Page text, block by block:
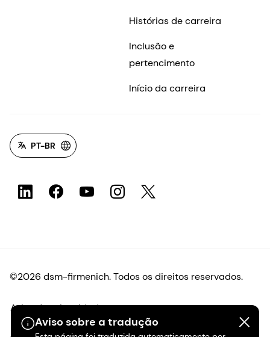
Aviso sobre a tradução
Histórias de carreira
Inclusão e
pertencimento
Início da carreira
PT-BR
©2026 dsm-firmenich. Todos os direitos reservados.
Aviso de privacidade